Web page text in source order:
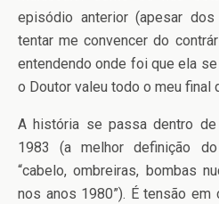
episódio anterior (apesar
tentar me convencer do
entendendo onde foi que ela
o Doutor valeu todo o meu final
A história se passa dentro
1983 (a melhor definição
“cabelo, ombreiras, bombas
nos anos 1980”). É tensão